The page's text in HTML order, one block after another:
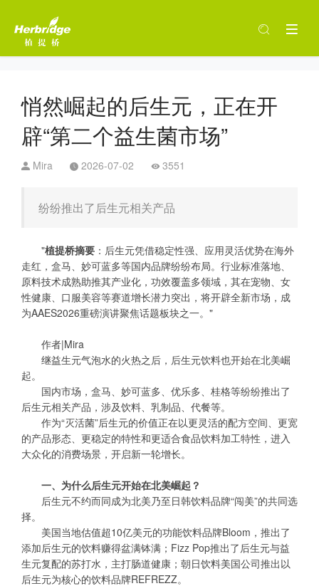
悄然崛起的后生元，正在开
辟“第二个益生菌市场”
Mira 2026-07-02 3551
纷纷推出了后生元相关产品
"植提桥摘要 ： 后生元凭借稳定性强、应用灵活优势在海外
走红，盒马、妙可蓝多等国内品牌纷纷布局。行业标准落地、
原料技术成熟助推其产业化，功效覆盖多领域，其在宠物、女
性健康、口服美容等赛道增长潜力突出，将开辟全新市场， 成
为AAES2026重磅演讲聚焦话题板块之一。 "
作者|Mira
继益生元气泡水的火热之后，后生元饮料也开始在北美崛
起。
国内市场，盒马、妙可蓝多、优乐多、桂格等纷纷推出了
后生元相关产品，涉及饮料、乳制品、代餐等。
作为“灭活菌”后生元的价值正在以更灵活的配方空间、更宽
的产品形态、更稳定的特性和更适合食品饮料加工特性，进入
大众化的消费场景，开启新一轮增长。
一、为什么后生元开始在北美崛起？
后生元不约而同成为北美乃至日韩饮料品牌“闯美”的共同选
择。
美国当地估值超10亿美元的功能饮料品牌Bloom，推出了
添加后生元的饮料赚得盆满钵满；Fizz Pop推出了后生元与益
生元复配的苏打水，主打肠道健康；朝日饮料美国公司推出以
后生元为核心的饮料品牌REFREZZ。